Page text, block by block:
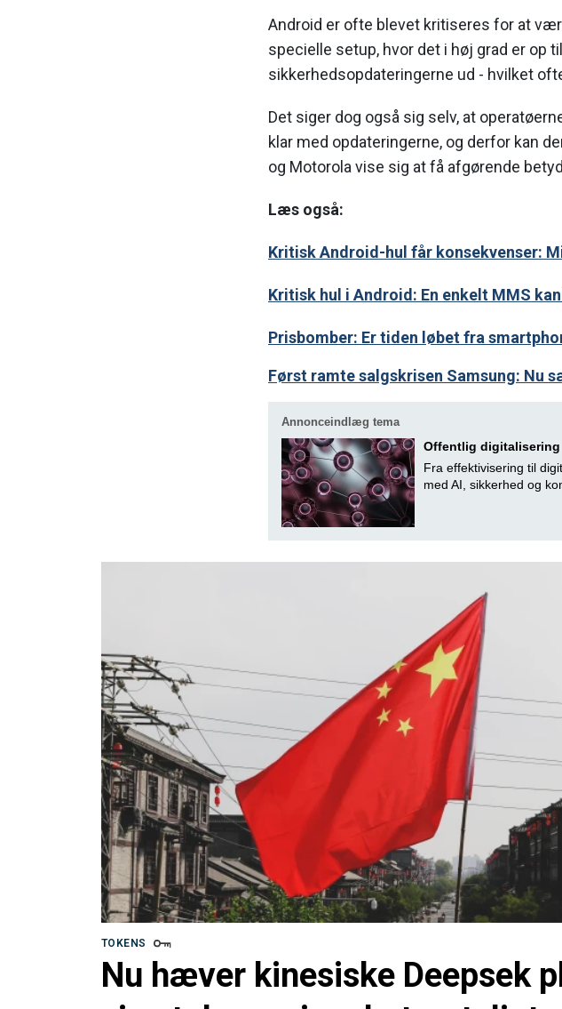
Android er ofte blevet kritiseres for at
specielle setup, hvor det i høj grad er op
sikkerhedsopdateringerne ud - hvilket
Det siger dog også sig selv, at
klar med opdateringerne, og derfor kan
og Motorola vise sig at få afgørende
Læs også:
Kritisk Android-hul får konsekvenser:
Kritisk hul i Android: En enkelt MMS
Prisbomber: Er tiden løbet fra
Først ramte salgskrisen Samsung: Nu
Annonceindlæg tema
Offentlig digitalisering
Fra effektivisering til
med AI, sikkerhed og
TOKENS
Nu hæver kinesiske Deepsek